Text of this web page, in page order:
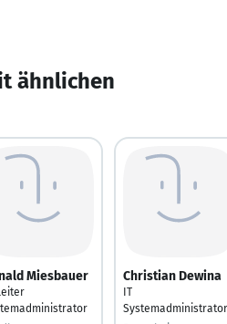
ähnlichen
Miesbauer Christian Dewina
IT
Systemadministrator